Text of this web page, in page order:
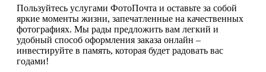
Пользуйтесь услугами ФотоПочта и оставьте за собой
яркие моменты жизни, запечатленные на качественных
фотографиях. Мы рады предложить вам легкий и
удобный способ оформления заказа онлайн –
инвестируйте в память, которая будет радовать вас
годами!